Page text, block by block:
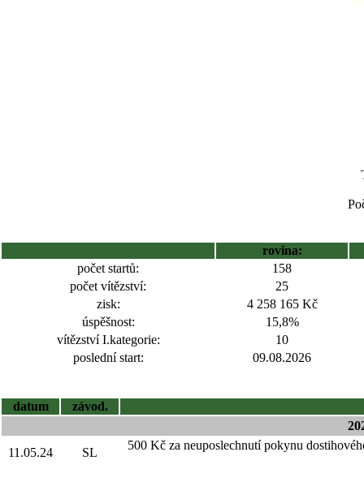
rovina:
počet startů:
158
počet vítězství:
25
zisk:
4 258 165 Kč
úspěšnost:
15,8%
vítězství I.kategorie:
10
poslední start:
09.08.2026
datum
závod.
11.05.24
SL
500 Kč za neuposlechnutí pokynu